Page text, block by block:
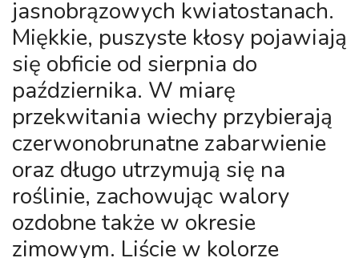
jasnobrązowych kwiatostanach.
Miękkie, puszyste kłosy pojawiają
się obficie od sierpnia do
października. W miarę
przekwitania wiechy przybierają
czerwonobrunatne zabarwienie
oraz długo utrzymują się na
roślinie, zachowując walory
ozdobne także w okresie
zimowym. Liście w kolorze